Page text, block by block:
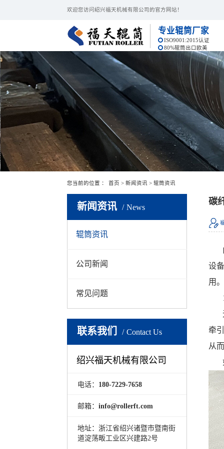
欢迎您访问绍兴福天机械有限公司的官方网站！
专业辊筒厂家
ISO9001:2015认证
80%辊筒出口欧美
您当前的位置 ：首页 >新闻资讯 >辊筒资讯
新闻资讯 News
辊筒资讯
公司新闻
常见问题
联系我们 Contact Us
绍兴福天机械有限公司
电话： 180-7229-7658
邮箱： info@rollerft.com
地址：浙江省绍兴诸暨市暨南街
道淀荡畈工业区兴建路2号
碳
设
用
牵
从